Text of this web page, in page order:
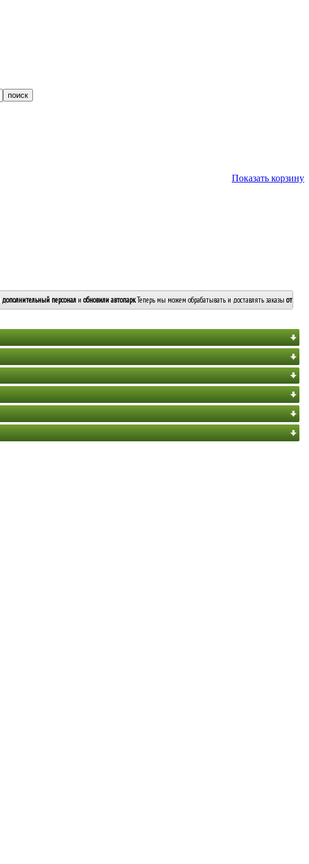
Показать корзину
дополнительный персонал и обновили автопарк. Теперь мы можем обрабатывать и доставлять заказы от